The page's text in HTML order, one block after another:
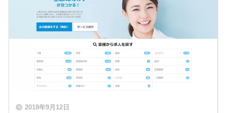
2018年9月12日